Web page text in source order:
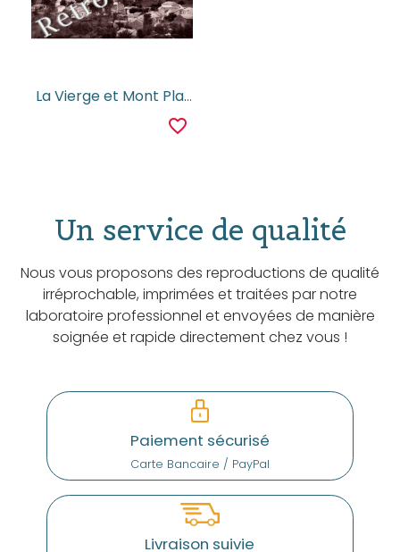
La Vierge et Mont Plaux
favorite_border
Un service de qualité
Nous vous proposons des reproductions de qualité
irréprochable, imprimées et traitées par notre
laboratoire professionnel et envoyées de manière
soignée et rapide directement chez vous !
Paiement sécurisé
Carte Bancaire / PayPal
Livraison suivie